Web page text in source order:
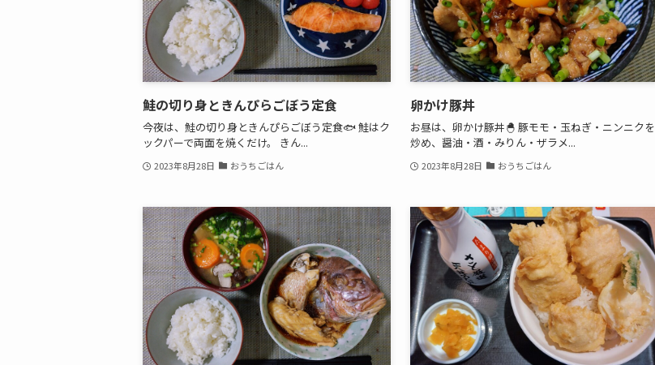
鮭の切り身ときんぴらごぼう定食
今夜は、鮭の切り身ときんぴらごぼう定食🐟 鮭はク
ックパーで両面を焼くだけ。 きん...
2023年8月28日 おうちごはん
卵かけ豚丼
お昼は、卵かけ豚丼🐣 豚モモ・玉ねぎ・ニンニクを
炒め、醤油・酒・みりん・ザラメ...
2023年8月28日 おうちごはん